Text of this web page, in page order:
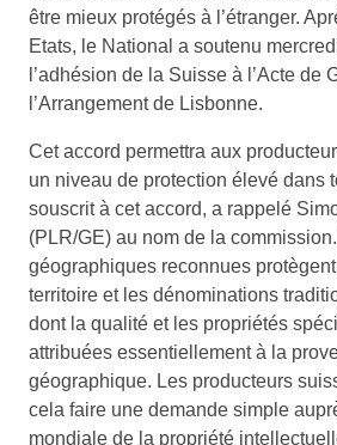
être mieux protégés à l’étranger.
Etats, le National a soutenu
l’adhésion de la Suisse à l’Acte de
l’Arrangement de Lisbonne.
Cet accord permettra aux
un niveau de protection élevé dans
souscrit à cet accord, a rappelé
(PLR/GE) au nom de la
géographiques reconnues
territoire et les dénominations
dont la qualité et les propriétés
attribuées essentiellement à la
géographique. Les producteurs
cela faire une demande simple
mondiale de la propriété